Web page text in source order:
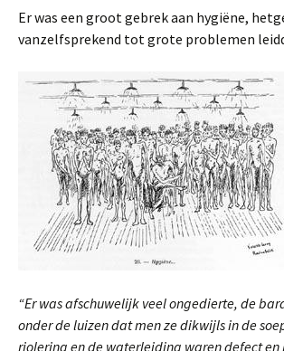
Er was een groot gebrek aan hygiëne,
vanzelfsprekend tot grote problemen
“Er was afschuwelijk veel ongedierte, de
onder de luizen dat men ze dikwijls in de
riolering en de waterleiding waren defect en